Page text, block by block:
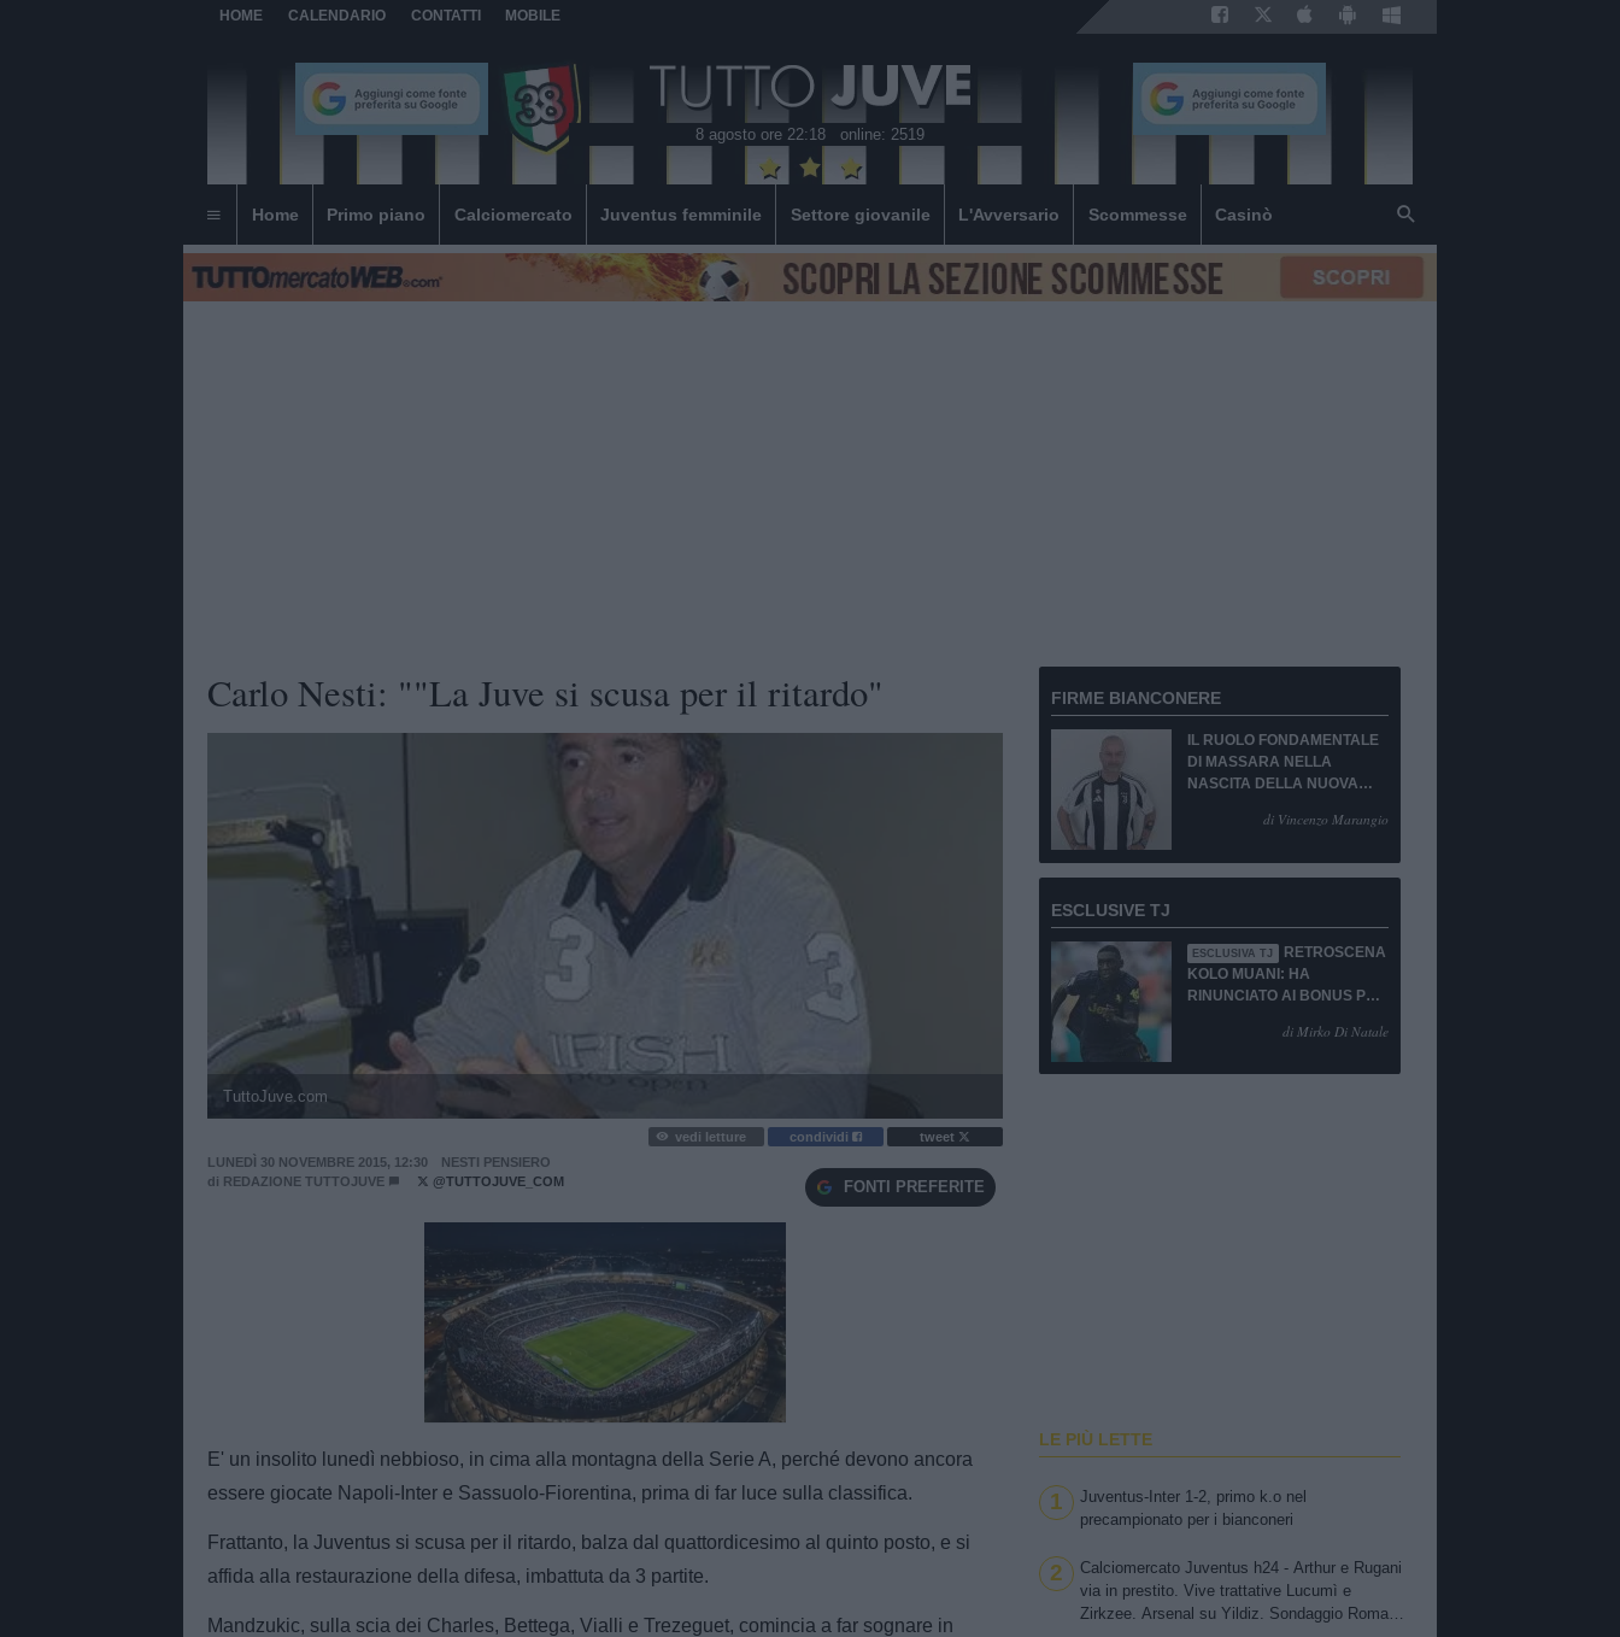
HOME CALENDARIO CONTATTI MOBILE
8 agosto ore 22:18 online: 2519
Home Primo piano Calciomercato Juventus femminile Settore giovanile L'Avversario Scommesse Casinò
Carlo Nesti: ""La Juve si scusa per il ritardo"
TuttoJuve.com
vedi letture condividi
tweet
LUNEDÌ 30 NOVEMBRE 2015, 12:30
NESTI PENSIERO
di REDAZIONE TUTTOJUVE @TUTTOJUVE_COM FONTI PREFERITE
Unmute
100.00%
E' un insolito lunedì nebbioso, in cima alla montagna della Serie A, perché devono ancora
essere giocate Napoli-Inter e Sassuolo-Fiorentina, prima di far luce sulla classifica.
Frattanto, la Juventus si scusa per il ritardo, balza dal quattordicesimo al quinto posto, e si
affida alla restaurazione della difesa, imbattuta da 3 partite.
Mandzukic, sulla scia dei Charles, Bettega, Vialli e Trezeguet, comincia a far sognare in
FIRME BIANCONERE
IL RUOLO FONDAMENTALE
DI MASSARA NELLA
NASCITA DELLA NUOVA
di Vincenzo Marangio
ESCLUSIVE TJ
ESCLUSIVA TJ
RETROSCENA
KOLO MUANI: HA
RINUNCIATO AI BONUS PUR
di Mirko Di Natale
LE PIÙ LETTE
1
Juventus-Inter 1-2, primo k.o nel
precampionato per i bianconeri
2
Calciomercato Juventus h24 - Arthur e Rugani
via in prestito. Vive trattative Lucumì e
Zirkzee. Arsenal su Yildiz. Sondaggio Roma